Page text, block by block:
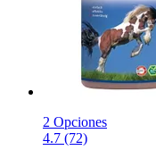
2 Opciones
4.7 (72)